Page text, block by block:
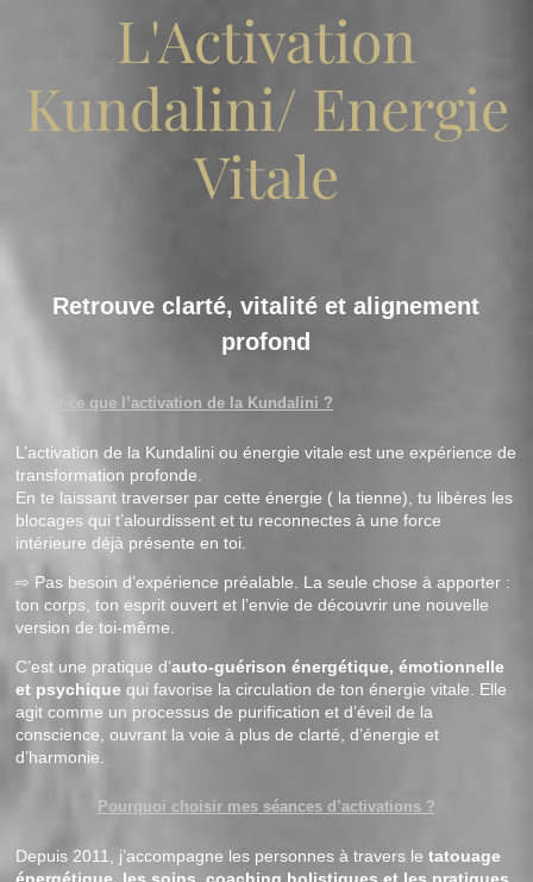
L'Activation
Kundalini/ Energie
Vitale
Retrouve clarté, vitalité et alignement
profond
Qu’est-ce que l’activation de la Kundalini ?
L’activation de la Kundalini ou énergie vitale est une expérience de
transformation profonde.
En te laissant traverser par cette énergie ( la tienne), tu libères les
blocages qui t’alourdissent et tu reconnectes à une force
intérieure déjà présente en toi.
⇨ Pas besoin d’expérience préalable. La seule chose à apporter :
ton corps, ton esprit ouvert et l’envie de découvrir une nouvelle
version de toi-même.
C’est une pratique d’auto-guérison énergétique, émotionnelle
et psychique qui favorise la circulation de ton énergie vitale. Elle
agit comme un processus de purification et d’éveil de la
conscience, ouvrant la voie à plus de clarté, d’énergie et
d’harmonie.
Pourquoi choisir mes séances d’activations ?
Depuis 2011, j’accompagne les personnes à travers le tatouage